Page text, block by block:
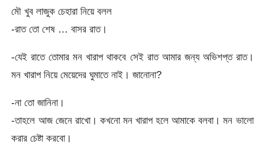
মৌ খুব লাজুক চেহারা নিয়ে বলল
-রাত তো শেষ … বাসর রাত।
-যেই রাতে তোমার মন খারাপ থাকবে সেই রাত আমার জন্য অভিশপ্ত রাত।
মন খারাপ নিয়ে মেয়েদের ঘুমাতে নাই। জানোনা?
-না তো জানিনা।
-তাহলে আজ জেনে রাখো। কখনো মন খারাপ হলে আমাকে বলবা। মন ভালো
করার চেষ্টা করবো।